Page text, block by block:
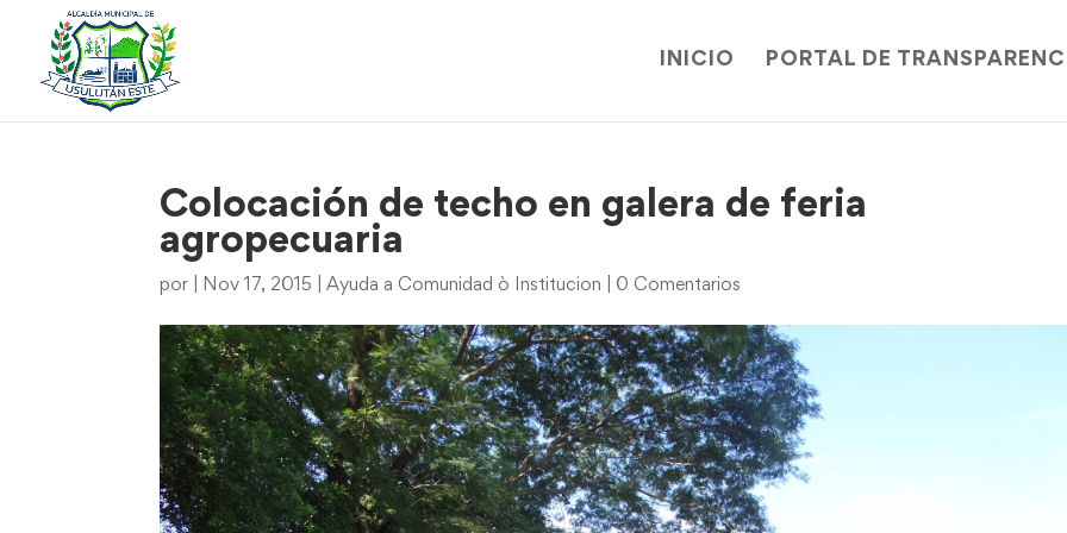
INICIO PORTAL DE
Colocación de techo en galera de feria
agropecuaria
por Nov 17, 2015 |Ayuda a Comunidad ò Institucion 0 Comentarios